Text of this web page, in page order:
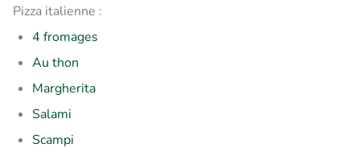
Pizza italienne :
4 fromages
Au thon
Margherita
Salami
Scampi